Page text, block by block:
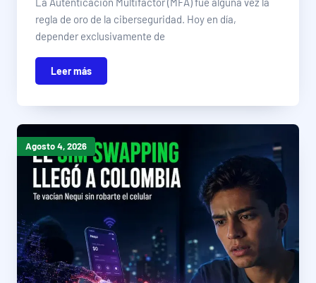
regla de oro de la ciberseguridad. Hoy en día,
depender exclusivamente de
Leer más
Agosto 4, 2026